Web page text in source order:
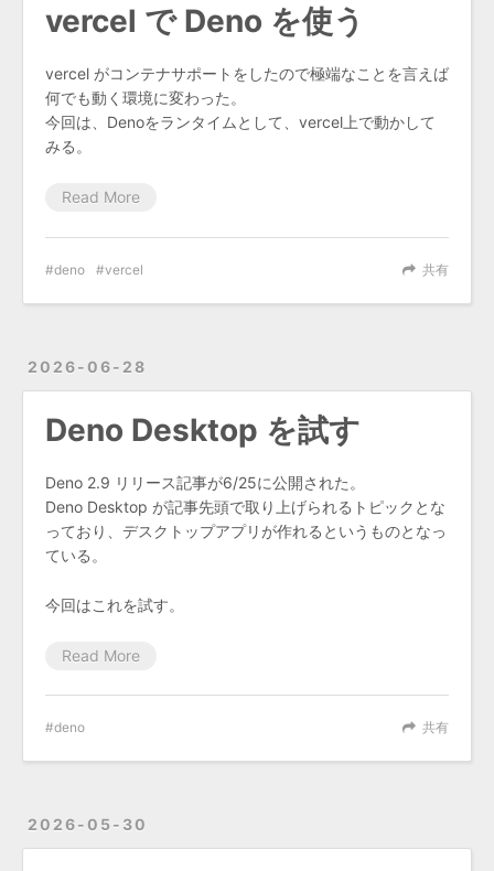
vercel で Deno を使う
vercel がコンテナサポートをしたので極端なことを言えば
何でも動く環境に変わった。
今回は、Denoをランタイムとして、vercel上で動かして
みる。
Read More
共有
deno vercel
2026-06-28
Deno Desktop を試す
Deno 2.9 リリース記事が6/25に公開された。
Deno Desktop が記事先頭で取り上げられるトピックとな
っており、デスクトップアプリが作れるというものとなっ
ている。
今回はこれを試す。
Read More
共有
deno
2026-05-30